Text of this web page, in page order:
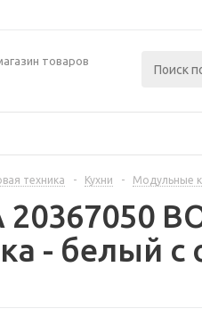
товаров
техника - Кухни - Модульные
20367050
- белый с